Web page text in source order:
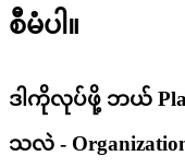
စီမံပါ။
ဒါကိုလုပ်ဖို့ ဘယ်
သလဲ -